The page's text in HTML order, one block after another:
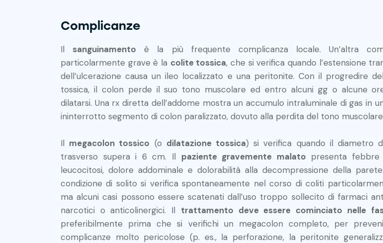
Complicanze
Il sanguinamento è la più frequente complicanza locale. Un’altra
particolarmente grave è la colite tossica, che si verifica quando l’estensione
dell’ulcerazione causa un ileo localizzato e una peritonite. Con il progredire
tossica, il colon perde il suo tono muscolare ed entro alcuni gg o alcune
dilatarsi. Una rx diretta dell’addome mostra un accumulo intraluminale di gas in
ininterrotto segmento di colon paralizzato, dovuto alla perdita del tono
Il megacolon tossico (o dilatazione tossica) si verifica quando il diametro
trasverso supera i 6 cm. Il paziente gravemente malato presenta febbre
leucocitosi, dolore addominale e dolorabilità alla decompressione della
condizione di solito si verifica spontaneamente nel corso di coliti
ma alcuni casi possono essere scatenati dall’uso troppo sollecito di farmaci
narcotici o anticolinergici. Il trattamento deve essere cominciato nelle
preferibilmente prima che si verifichi un megacolon completo, per
complicanze molto pericolose (p. es., la perforazione, la peritonite